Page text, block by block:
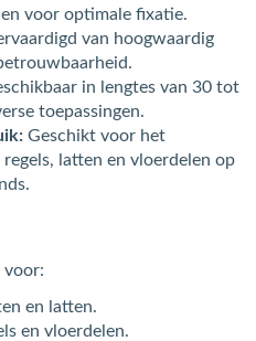
voor optimale fixatie.
van hoogwaardig
in lengtes van 30 tot
toepassingen.
Geschikt voor het
latten en vloerdelen op
voor:
en latten.
en vloerdelen.